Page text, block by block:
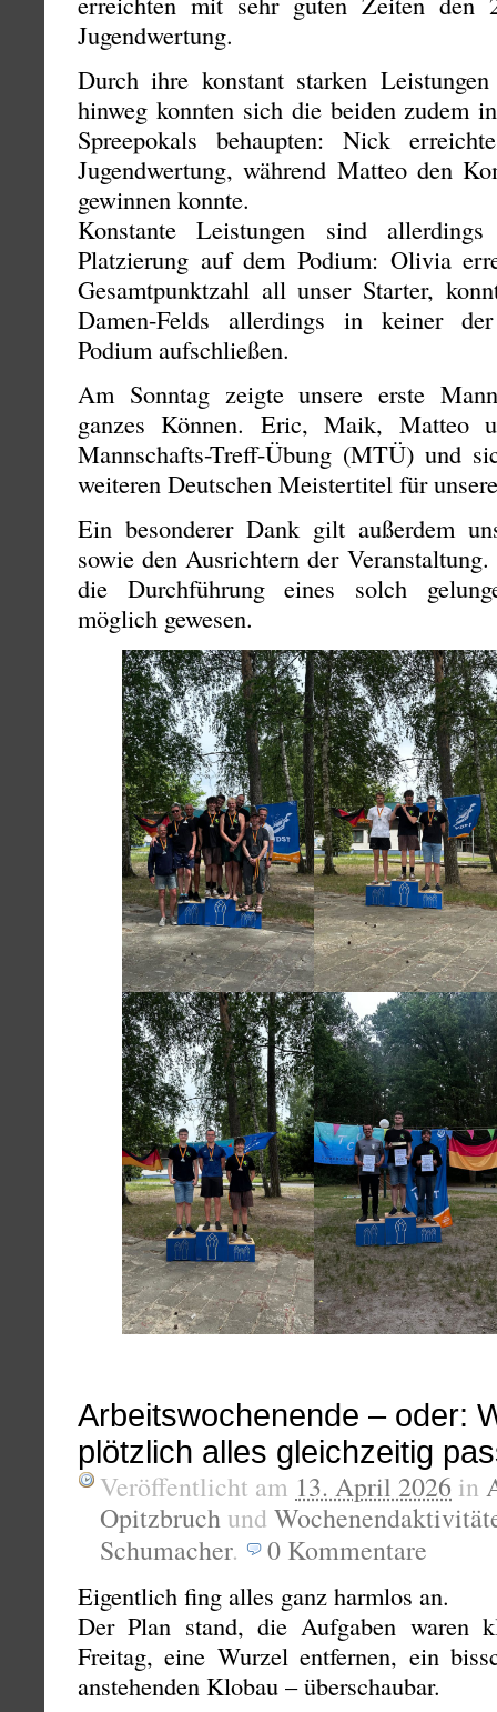
Jugendwertung.
Durch ihre konstant starken
hinweg konnten sich die beiden zudem
Spreepokals behaupten: Nick
Jugendwertung, während Matteo den
gewinnen konnte.
Konstante Leistungen sind
Platzierung auf dem Podium: Olivia
Gesamtpunktzahl all unser Starter,
Damen-Felds allerdings in keiner
Podium aufschließen.
Am Sonntag zeigte unsere erste
ganzes Können. Eric, Maik, Matteo
Mannschafts-Treff-Übung (MTÜ) und
weiteren Deutschen Meistertitel für
Ein besonderer Dank gilt außerdem
sowie den Ausrichtern der
die Durchführung eines solch
möglich gewesen.
Arbeitswochenende – oder:
plötzlich alles gleichzeitig
Veröffentlicht am 13. April 2026 in
Opitzbruch und
Schumacher. 0 Kommentare
Eigentlich fing alles ganz harmlos an.
Der Plan stand, die Aufgaben waren
Freitag, eine Wurzel entfernen, ein
anstehenden Klobau – überschaubar.